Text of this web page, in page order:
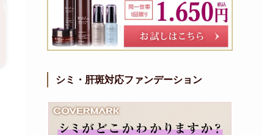
シミ・肝斑対応ファンデーション